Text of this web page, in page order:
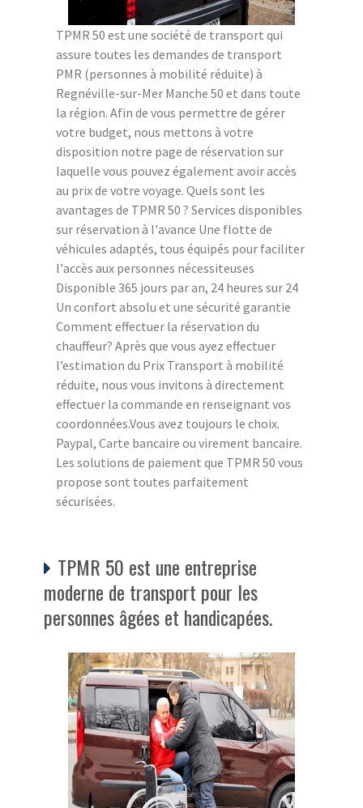
TPMR 50 est une société de transport qui
assure toutes les demandes de transport
PMR (personnes à mobilité réduite) à
Regnéville-sur-Mer Manche 50 et dans toute
la région. Afin de vous permettre de gérer
votre budget, nous mettons à votre
disposition notre page de réservation sur
laquelle vous pouvez également avoir accès
au prix de votre voyage. Quels sont les
avantages de TPMR 50 ? Services disponibles
sur réservation à l'avance Une flotte de
véhicules adaptés, tous équipés pour faciliter
l'accès aux personnes nécessiteuses
Disponible 365 jours par an, 24 heures sur 24
Un confort absolu et une sécurité garantie
Comment effectuer la réservation du
chauffeur? Après que vous ayez effectuer
l’estimation du Prix Transport à mobilité
réduite, nous vous invitons à directement
effectuer la commande en renseignant vos
coordonnées.Vous avez toujours le choix.
Paypal, Carte bancaire ou virement bancaire.
Les solutions de paiement que TPMR 50 vous
propose sont toutes parfaitement
sécurisées.
TPMR 50 est une entreprise
moderne de transport pour les
personnes âgées et handicapées.